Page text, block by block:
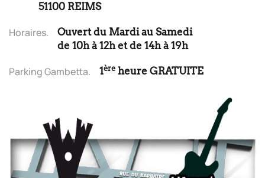
51100 REIMS
Horaires.
Ouvert du Mardi au Samedi
de 10h à 12h et de 14h à 19h
Parking Gambetta. 1ère heure GRATUITE